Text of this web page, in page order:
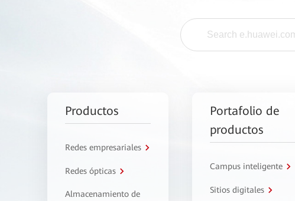
Productos
Redes empresariales
Redes ópticas
Almacenamiento de
Portafolio de
productos
Campus inteligente
Sitios digitales